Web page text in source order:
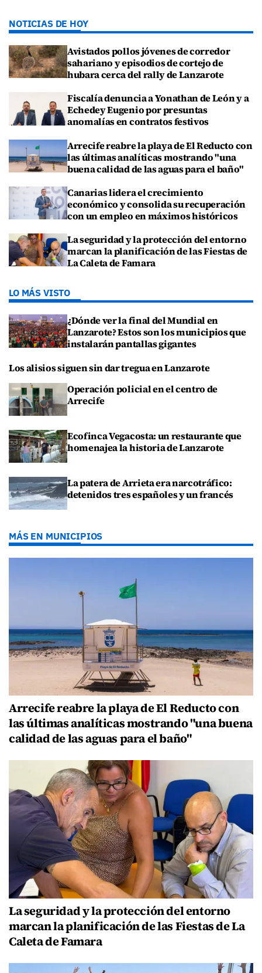
NOTICIAS DE HOY
Avistados pollos jóvenes de corredor
sahariano y episodios de cortejo de
hubara cerca del rally de Lanzarote
Fiscalía denuncia a Yonathan de León y a
Echedey Eugenio por presuntas
anomalías en contratos festivos
Arrecife reabre la playa de El Reducto con
las últimas analíticas mostrando "una
buena calidad de las aguas para el baño"
Canarias lidera el crecimiento
económico y consolida su recuperación
con un empleo en máximos históricos
La seguridad y la protección del entorno
marcan la planificación de las Fiestas de
La Caleta de Famara
LO MÁS VISTO
¿Dónde ver la final del Mundial en
Lanzarote? Estos son los municipios que
instalarán pantallas gigantes
Los alisios siguen sin dar tregua en Lanzarote
Operación policial en el centro de
Arrecife
Ecofinca Vegacosta: un restaurante que
homenajea la historia de Lanzarote
La patera de Arrieta era narcotráfico:
detenidos tres españoles y un francés
MÁS EN MUNICIPIOS
Arrecife reabre la playa de El Reducto con
las últimas analíticas mostrando "una buena
calidad de las aguas para el baño"
La seguridad y la protección del entorno
marcan la planificación de las Fiestas de La
Caleta de Famara